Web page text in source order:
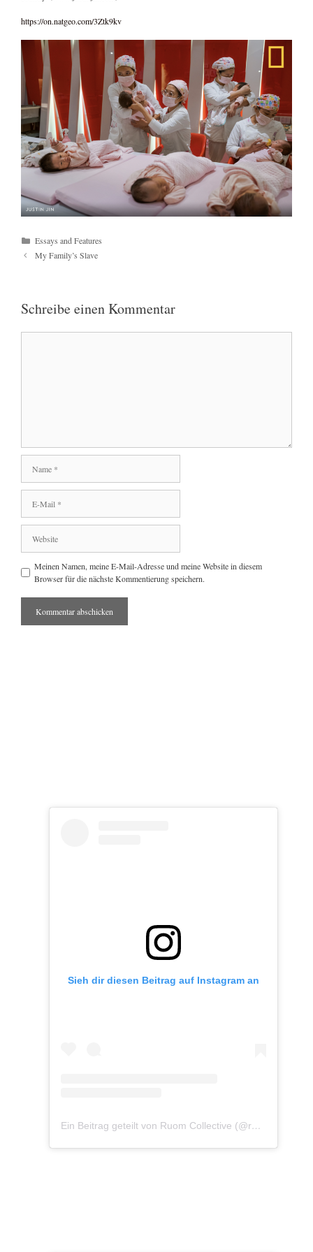
https://on.natgeo.com/3Ztk9kv
Kategorien
Essays and Features
My Family’s Slave
Schreibe einen Kommentar
Mail
Meinen Namen, meine E-Mail-Adresse und meine Website in diesem
Browser für die nächste Kommentierung speichern.
Sieh dir diesen Beitrag auf Instagram an
Ein Beitrag geteilt von Ruom Collective (@ruomcollective)